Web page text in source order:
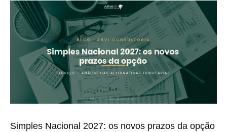
Simples Nacional 2027: os novos prazos da opção